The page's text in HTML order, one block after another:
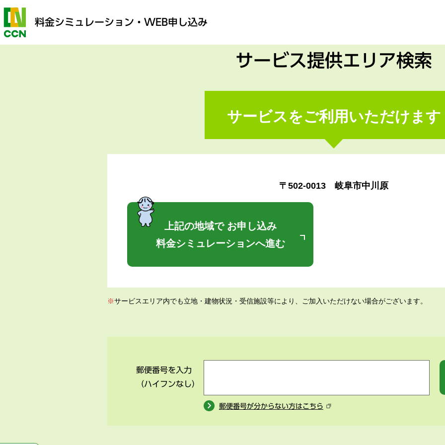
料金シミュレーション ・WEB申し込み
サービス提供エリア検索
サービスをご利用いただけます
〒502-0013 岐阜市中川原
上記の地域で お申し込み
料金シミュレーションへ進む
※サービスエリア内でも立地・建物状況・受信施設等により、ご加入いただけない場合がございます。
郵便番号を入力
（ハイフンなし）
郵便番号が分からない方はこちら